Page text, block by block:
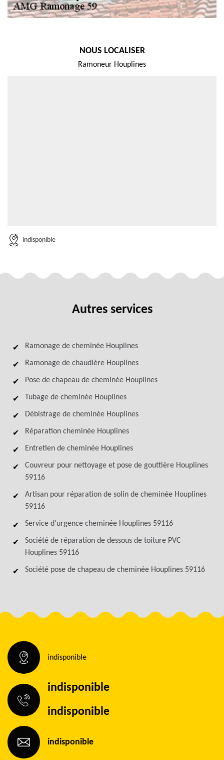
NOUS LOCALISER
Ramoneur Houplines
indisponible
Autres services
Ramonage de cheminée Houplines
Ramonage de chaudière Houplines
Pose de chapeau de cheminée Houplines
Tubage de cheminée Houplines
Débistrage de cheminée Houplines
Réparation cheminée Houplines
Entretien de cheminée Houplines
Couvreur pour nettoyage et pose de gouttière Houplines
59116
Artisan pour réparation de solin de cheminée Houplines
59116
Service d'urgence cheminée Houplines 59116
Société de réparation de dessous de toiture PVC
Houplines 59116
Société pose de chapeau de cheminée Houplines 59116
indisponible
indisponible
indisponible
indisponible